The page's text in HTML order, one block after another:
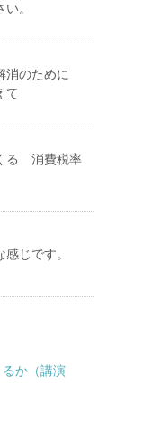
。
消のために
て
る 消費税率
じです。
か（講演